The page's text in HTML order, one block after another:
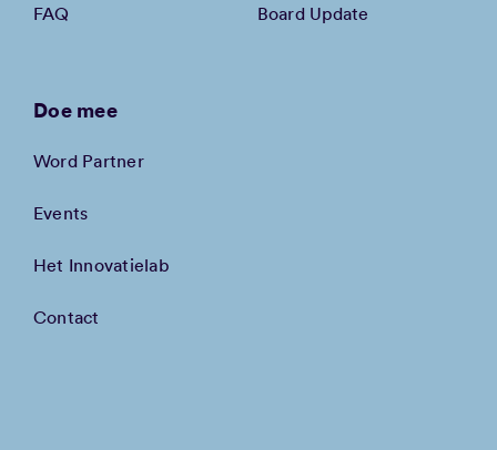
FAQ Board Update
Doe mee
Word Partner
Events
Het Innovatielab
Contact